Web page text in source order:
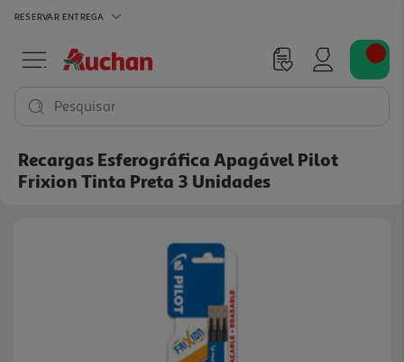
RESERVAR ENTREGA
Pesquisar
Recargas Esferográfica Apagável Pilot
Frixion Tinta Preta 3 Unidades